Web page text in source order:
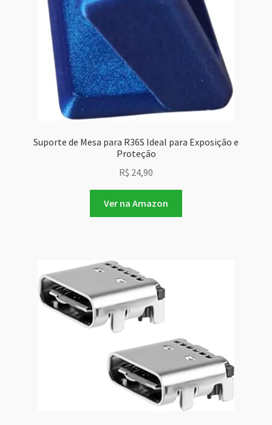
Suporte de Mesa para R36S Ideal para Exposição e
Proteção
R$ 24,90
Ver na Amazon